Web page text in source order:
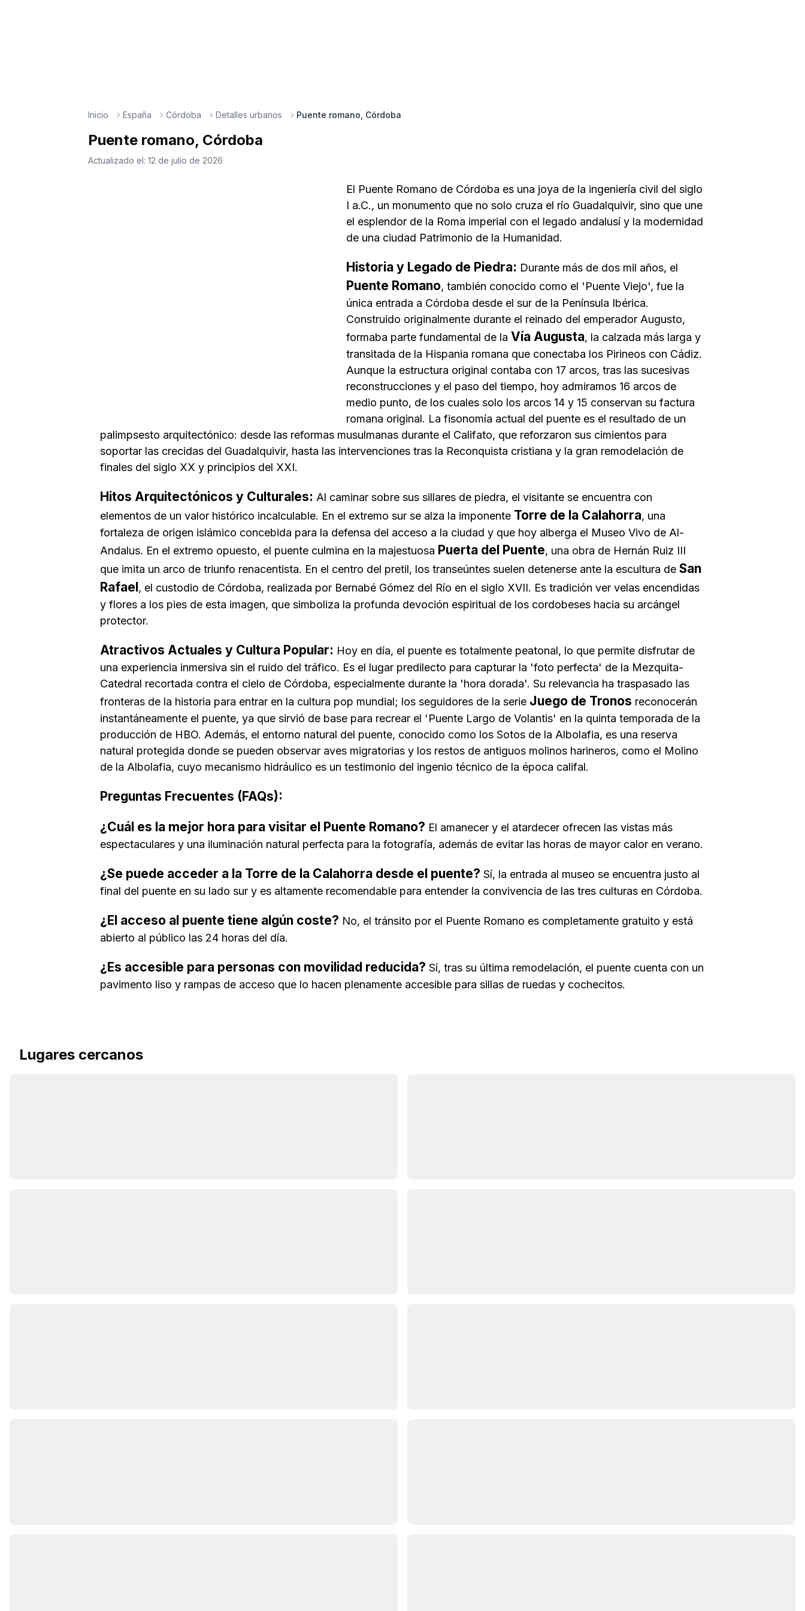
Inicio España Córdoba Detalles urbanos Puente romano, Córdoba
Puente romano, Córdoba
Actualizado el:12 de julio de 2026
El Puente Romano de Córdoba es una joya de la ingeniería civil del siglo
I a.C., un monumento que no solo cruza el río Guadalquivir, sino que une
el esplendor de la Roma imperial con el legado andalusí y la modernidad
de una ciudad Patrimonio de la Humanidad.
Historia y Legado de Piedra: Durante más de dos mil años, el
Puente Romano, también conocido como el 'Puente Viejo', fue la
única entrada a Córdoba desde el sur de la Península Ibérica.
Construido originalmente durante el reinado del emperador Augusto,
formaba parte fundamental de la Vía Augusta, la calzada más larga y
transitada de la Hispania romana que conectaba los Pirineos con Cádiz.
Aunque la estructura original contaba con 17 arcos, tras las sucesivas
reconstrucciones y el paso del tiempo, hoy admiramos 16 arcos de
medio punto, de los cuales solo los arcos 14 y 15 conservan su factura
romana original. La fisonomía actual del puente es el resultado de un
palimpsesto arquitectónico: desde las reformas musulmanas durante el Califato, que reforzaron sus cimientos para
soportar las crecidas del Guadalquivir, hasta las intervenciones tras la Reconquista cristiana y la gran remodelación de
finales del siglo XX y principios del XXI.
Hitos Arquitectónicos y Culturales: Al caminar sobre sus sillares de piedra, el visitante se encuentra con
elementos de un valor histórico incalculable. En el extremo sur se alza la imponente Torre de la Calahorra, una
fortaleza de origen islámico concebida para la defensa del acceso a la ciudad y que hoy alberga el Museo Vivo de Al-
Andalus. En el extremo opuesto, el puente culmina en la majestuosa Puerta del Puente, una obra de Hernán Ruiz III
que imita un arco de triunfo renacentista. En el centro del pretil, los transeúntes suelen detenerse ante la escultura deSan
Rafael, el custodio de Córdoba, realizada por Bernabé Gómez del Río en el siglo XVII. Es tradición ver velas encendidas
y flores a los pies de esta imagen, que simboliza la profunda devoción espiritual de los cordobeses hacia su arcángel
protector.
Atractivos Actuales y Cultura Popular: Hoy en día, el puente es totalmente peatonal, lo que permite disfrutar de
una experiencia inmersiva sin el ruido del tráfico. Es el lugar predilecto para capturar la 'foto perfecta' de la Mezquita-
Catedral recortada contra el cielo de Córdoba, especialmente durante la 'hora dorada'. Su relevancia ha traspasado las
fronteras de la historia para entrar en la cultura pop mundial; los seguidores de la serie Juego de Tronos reconocerán
instantáneamente el puente, ya que sirvió de base para recrear el 'Puente Largo de Volantis' en la quinta temporada de la
producción de HBO. Además, el entorno natural del puente, conocido como los Sotos de la Albolafia, es una reserva
natural protegida donde se pueden observar aves migratorias y los restos de antiguos molinos harineros, como el Molino
de la Albolafia, cuyo mecanismo hidráulico es un testimonio del ingenio técnico de la época califal.
Preguntas Frecuentes (FAQs):
¿Cuál es la mejor hora para visitar el Puente Romano? El amanecer y el atardecer ofrecen las vistas más
espectaculares y una iluminación natural perfecta para la fotografía, además de evitar las horas de mayor calor en verano.
¿Se puede acceder a la Torre de la Calahorra desde el puente? Sí, la entrada al museo se encuentra justo al
final del puente en su lado sur y es altamente recomendable para entender la convivencia de las tres culturas en Córdoba.
¿El acceso al puente tiene algún coste? No, el tránsito por el Puente Romano es completamente gratuito y está
abierto al público las 24 horas del día.
¿Es accesible para personas con movilidad reducida? Sí, tras su última remodelación, el puente cuenta con un
pavimento liso y rampas de acceso que lo hacen plenamente accesible para sillas de ruedas y cochecitos.
Lugares cercanos